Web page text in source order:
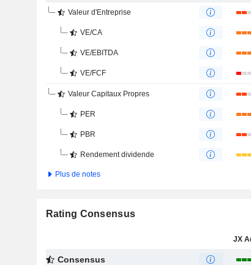
Valeur d'Entreprise
VE/CA
VE/EBITDA
VE/FCF
Valeur Capitaux Propres
PER
PBR
Rendement dividende
Plus de notes
Rating Consensus
Consensus